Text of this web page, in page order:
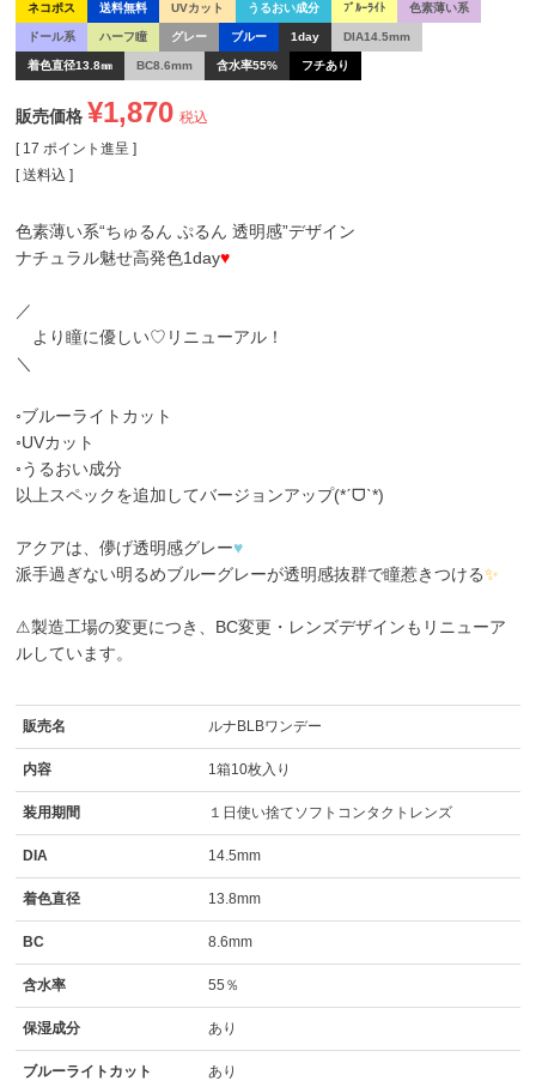
ネコポス 送料無料 UVカット うるおい成分 ﾌﾞﾙｰﾗｲﾄ 色素薄い系
ドール系 ハーフ瞳 グレー ブルー 1day DIA14.5mm
着色直径13.8㎜ BC8.6mm 含水率55% フチあり
販売価格 ¥1,870 税込
[ 17 ポイント進呈 ]
送料込
色素薄い系“ちゅるん ぷるん 透明感”デザイン
ナチュラル魅せ高発色1day♥
／
より瞳に優しい♡リニューアル！
＼
◦ブルーライトカット
◦UVカット
◦うるおい成分
以上スペックを追加してバージョンアップ(*ˊᗜˋ*)
アクアは、儚げ透明感グレー♥
派手過ぎない明るめブルーグレーが透明感抜群で瞳惹きつける✨
⚠製造工場の変更につき、BC変更・レンズデザインもリニューア
ルしています。
販売名 ルナBLBワンデー
内容 1箱10枚入り
装用期間 １日使い捨てソフトコンタクトレンズ
DIA 14.5mm
着色直径 13.8mm
BC 8.6mm
含水率 55％
保湿成分 あり
ブルーライトカット あり